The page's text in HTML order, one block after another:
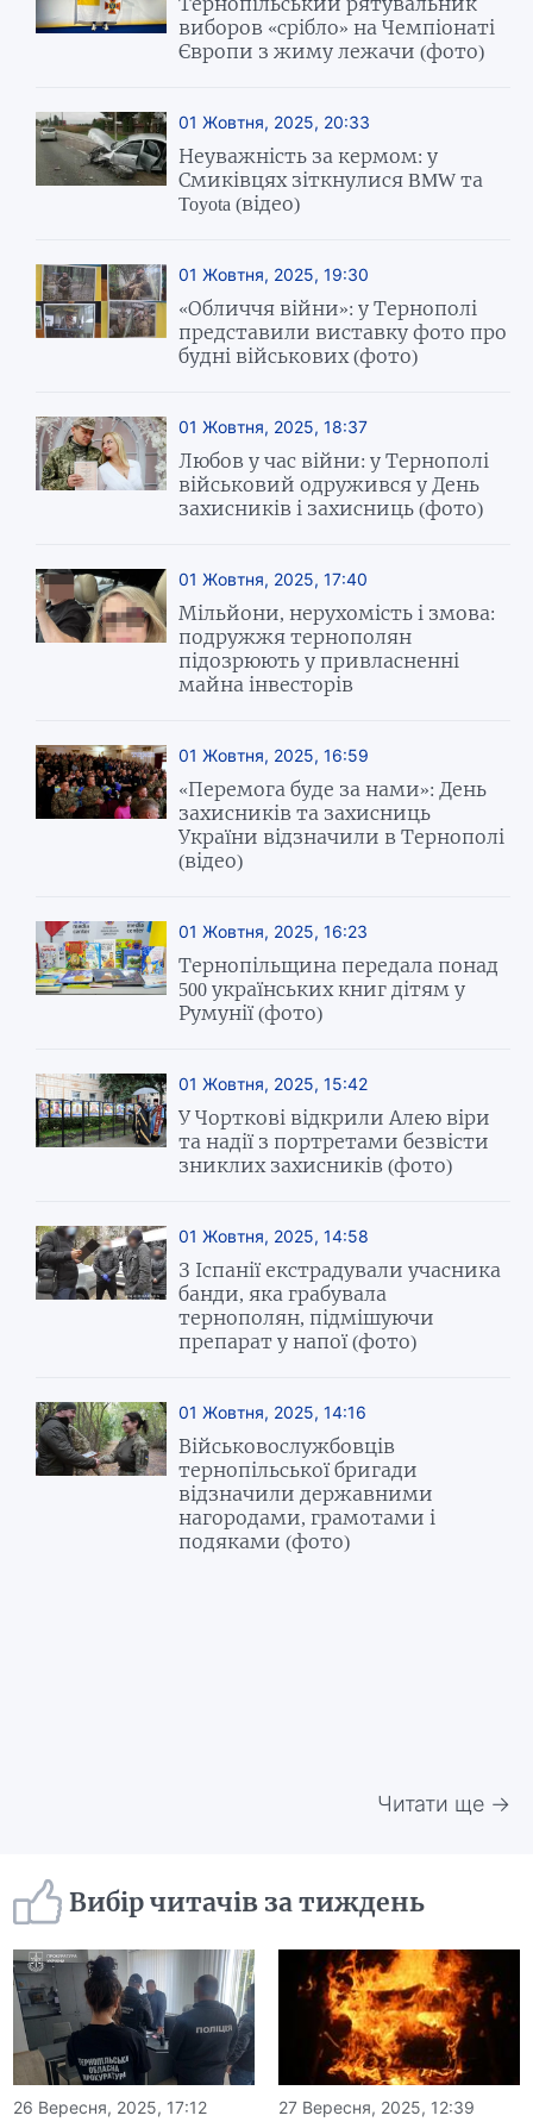
виборов «срібло» на Чемпіонаті
Європи з жиму лежачи (фото)
01 Жовтня, 2025, 20:33
Неуважність за кермом: у
Смиківцях зіткнулися BMW та
Toyota (відео)
01 Жовтня, 2025, 19:30
«Обличчя війни»: у Тернополі
представили виставку фото про
будні військових (фото)
01 Жовтня, 2025, 18:37
Любов у час війни: у Тернополі
військовий одружився у День
захисників і захисниць (фото)
01 Жовтня, 2025, 17:40
Мільйони, нерухомість і змова:
подружжя тернополян
підозрюють у привласненні
майна інвесторів
01 Жовтня, 2025, 16:59
«Перемога буде за нами»: День
захисників та захисниць
України відзначили в Тернополі
(відео)
01 Жовтня, 2025, 16:23
Тернопільщина передала понад
500 українських книг дітям у
Румунії (фото)
01 Жовтня, 2025, 15:42
У Чорткові відкрили Алею віри
та надії з портретами безвісти
зниклих захисників (фото)
01 Жовтня, 2025, 14:58
З Іспанії екстрадували учасника
банди, яка грабувала
тернополян, підмішуючи
препарат у напої (фото)
01 Жовтня, 2025, 14:16
Військовослужбовців
тернопільської бригади
відзначили державними
нагородами, грамотами і
подяками (фото)
Читати ще →
Вибір читачів за тиждень
26 Вересня, 2025, 17:12 27 Вересня, 2025, 12:39